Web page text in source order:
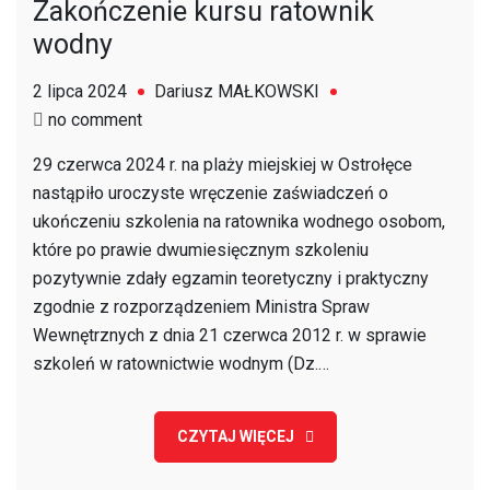
Zakończenie kursu ratownik
wodny
2 lipca 2024
Dariusz MAŁKOWSKI
no commenton
kursu
ratownik
wodny
29 czerwca 2024 r. na plaży miejskiej w Ostrołęce
nastąpiło uroczyste wręczenie zaświadczeń o
ukończeniu szkolenia na ratownika wodnego osobom,
które po prawie dwumiesięcznym szkoleniu
pozytywnie zdały egzamin teoretyczny i praktyczny
zgodnie z rozporządzeniem Ministra Spraw
Wewnętrznych z dnia 21 czerwca 2012 r. w sprawie
szkoleń w ratownictwie wodnym (Dz.…
CZYTAJ WIĘCEJ